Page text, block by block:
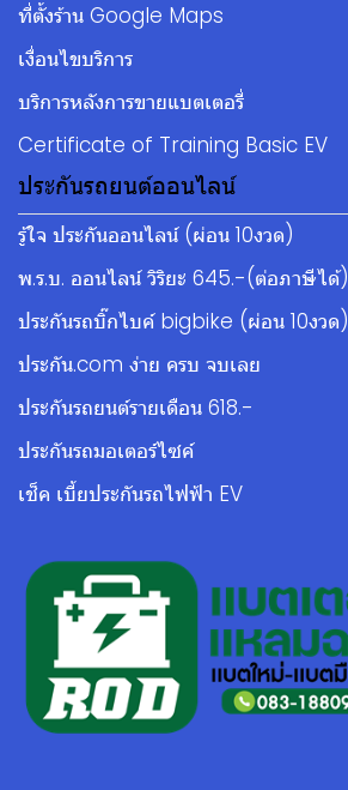
ที่ตั้งร้าน Google Maps
เงื่อนไขบริการ
บริการหลังการขายแบตเตอรี่
Certificate of Training Basic EV
ประกันรถยนต์ออนไลน์
รู้ใจ ประกันออนไลน์ (ผ่อน 10งวด)
พ.ร.บ. ออนไลน์ วิริยะ 645.-(ต่อภาษีได้)
ประกันรถบิ๊กไบค์ bigbike (ผ่อน 10งวด)
ประกัน.com ง่าย ครบ จบเลย
ประกันรถยนต์รายเดือน 618.-
ประกันรถมอเตอร์ไซค์
เช็ค เบี้ยประกันรถไฟฟ้า EV